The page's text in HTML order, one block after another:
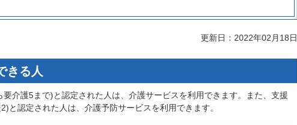
更新日：2022年02月18日
きる人
介護5まで)と認定された人は、介護サービスを利用できます。また、支援
と認定された人は、介護予防サービスを利用できます。